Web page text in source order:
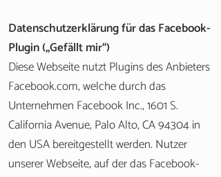
Datenschutzerklärung für das Facebook-
Plugin („Gefällt mir“)
Diese Webseite nutzt Plugins des Anbieters
Facebook.com, welche durch das
Unternehmen Facebook Inc., 1601 S.
California Avenue, Palo Alto, CA 94304 in
den USA bereitgestellt werden. Nutzer
unserer Webseite, auf der das Facebook-